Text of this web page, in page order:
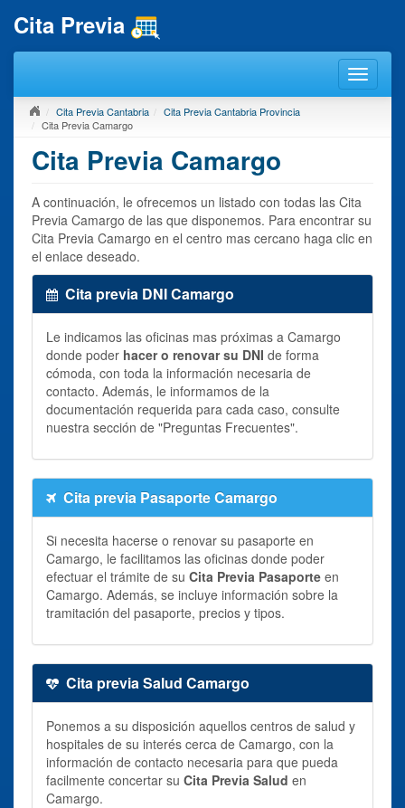
Cita Previa
Cita Previa Cantabria
Cita Previa Cantabria Provincia
Cita Previa Camargo
Cita Previa Camargo
A continuación, le ofrecemos un listado con todas las Cita
Previa Camargo de las que disponemos. Para encontrar su
Cita Previa Camargo en el centro mas cercano haga clic en
el enlace deseado.
Cita previa DNI Camargo
Le indicamos las oficinas mas próximas a Camargo
donde poder hacer o renovar su DNI de forma
cómoda, con toda la información necesaria de
contacto. Además, le informamos de la
documentación requerida para cada caso, consulte
nuestra sección de "Preguntas Frecuentes".
Cita previa Pasaporte Camargo
Si necesita hacerse o renovar su pasaporte en
Camargo, le facilitamos las oficinas donde poder
efectuar el trámite de su Cita Previa Pasaporte en
Camargo. Además, se incluye información sobre la
tramitación del pasaporte, precios y tipos.
Cita previa Salud Camargo
Ponemos a su disposición aquellos centros de salud y
hospitales de su interés cerca de Camargo, con la
información de contacto necesaria para que pueda
facilmente concertar su Cita Previa Salud en
Camargo.